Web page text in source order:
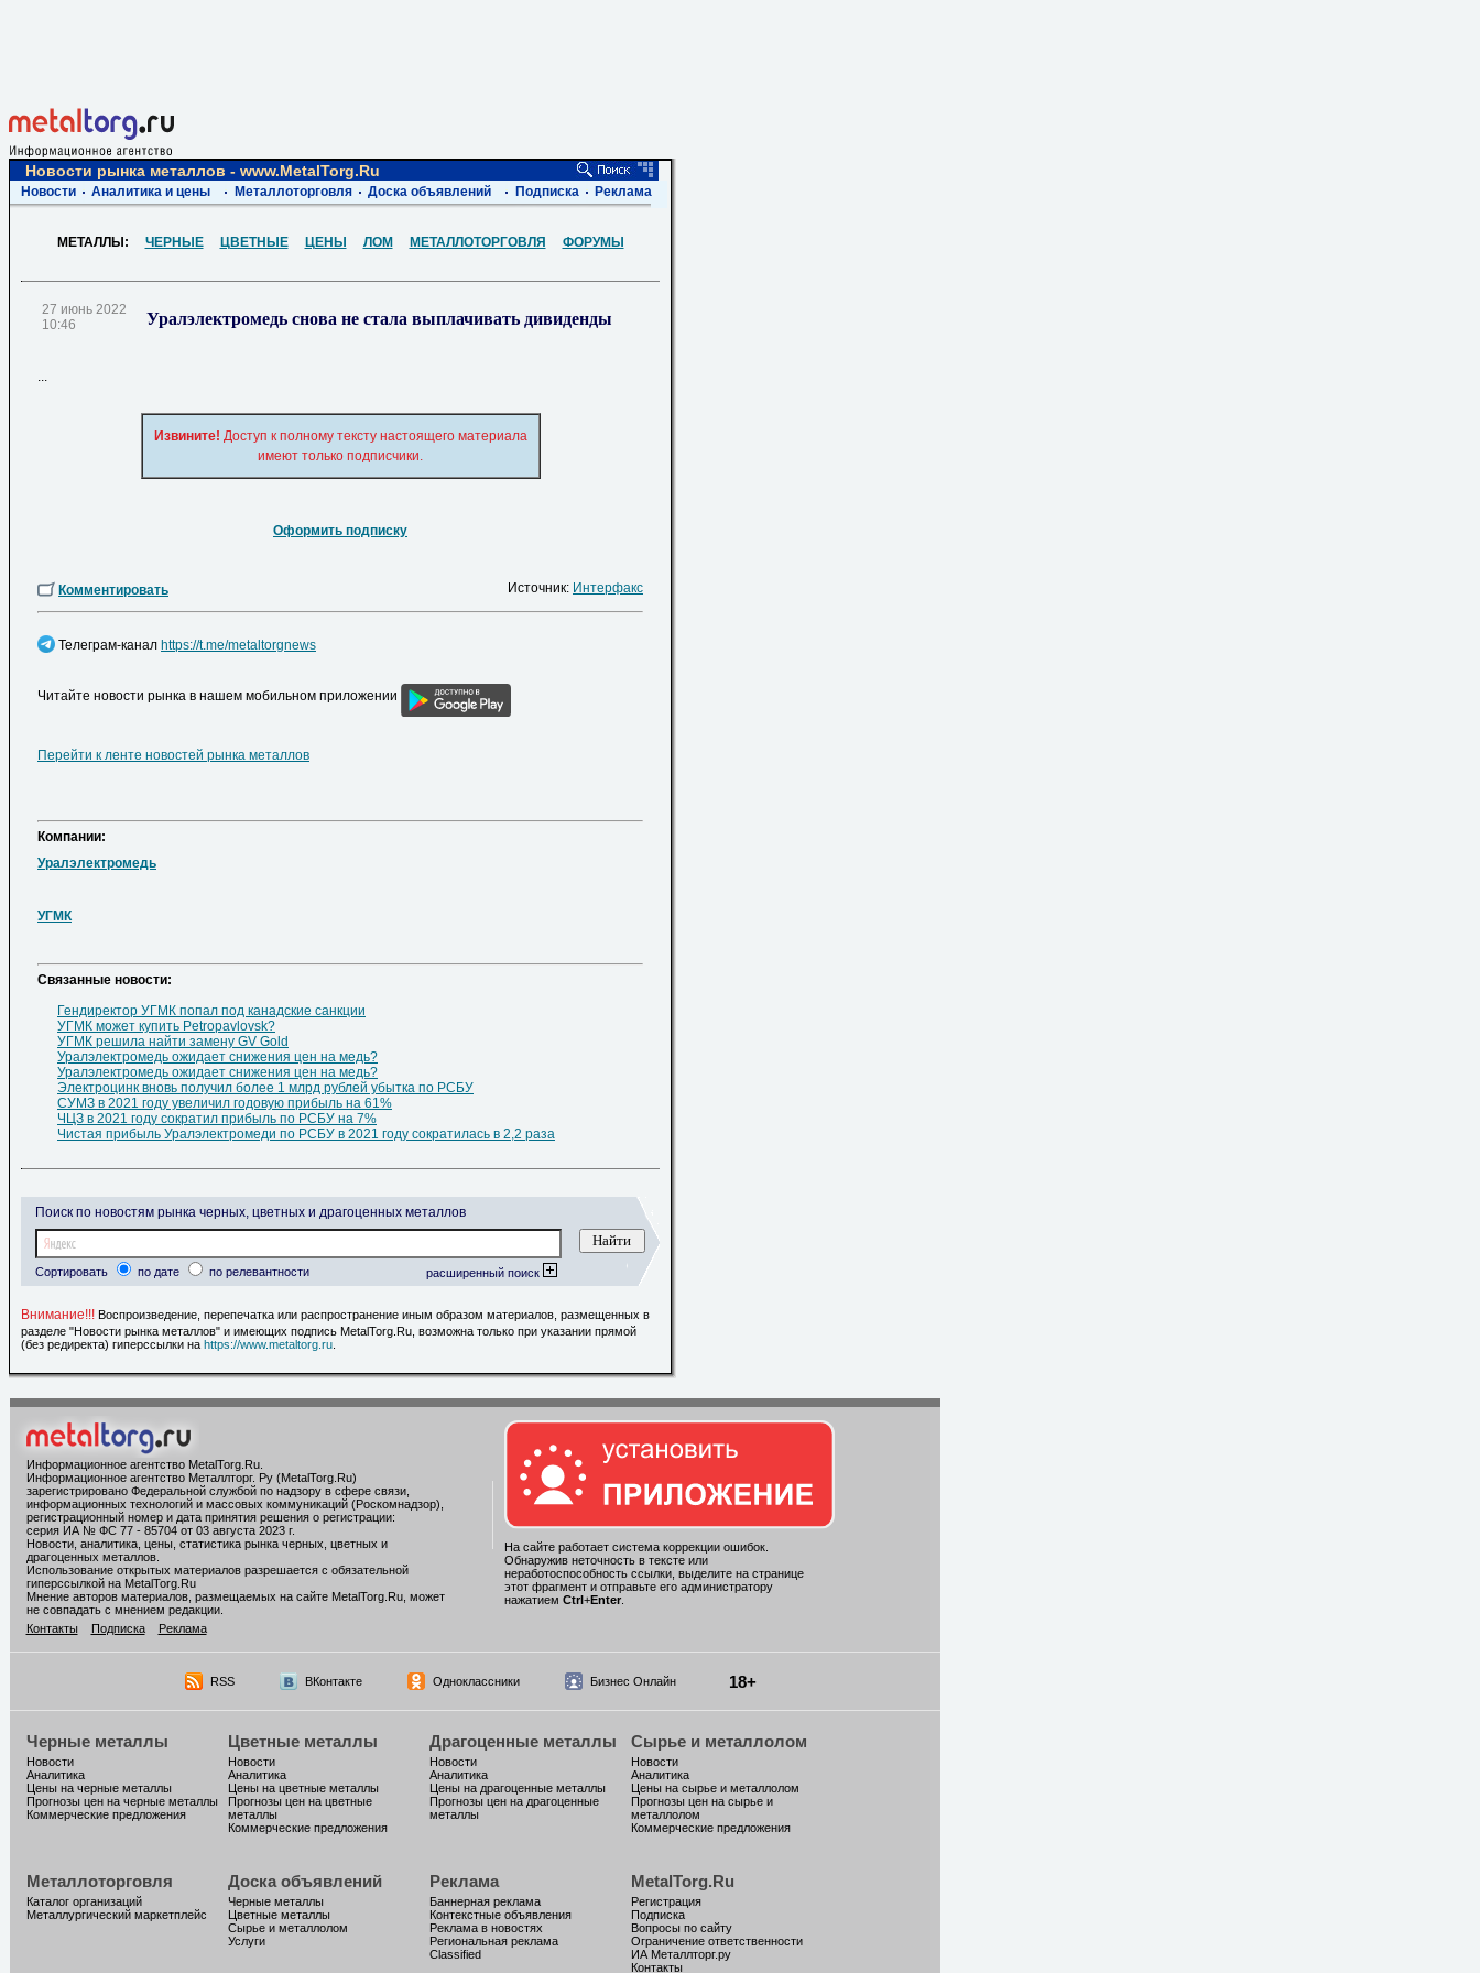
Новости рынка металлов - www.MetalTorg.Ru
Новости Аналитика и цены Металлоторговля Доска объявлений Подписка Реклама
МЕТАЛЛЫ: ЧЕРНЫЕ ЦВЕТНЫЕ ЦЕНЫ ЛОМ МЕТАЛЛОТОРГОВЛЯ ФОРУМЫ
27 июнь 2022
10:46
Уралэлектромедь снова не стала выплачивать дивиденды
...
Извините! Доступ к полному тексту настоящего материала
имеют только подписчики.
Оформить подписку
Комментировать Источник: Интерфакс
Телеграм-канал https://t.me/metaltorgnews
Читайте новости рынка в нашем мобильном приложении
Перейти к ленте новостей рынка металлов
Компании:
Уралэлектромедь
УГМК
Cвязанные новости:
Гендиректор УГМК попал под канадские санкции
УГМК может купить Petropavlovsk?
УГМК решила найти замену GV Gold
Уралэлектромедь ожидает снижения цен на медь?
Уралэлектромедь ожидает снижения цен на медь?
Электроцинк вновь получил более 1 млрд рублей убытка по РСБУ
СУМЗ в 2021 году увеличил годовую прибыль на 61%
ЧЦЗ в 2021 году сократил прибыль по РСБУ на 7%
Чистая прибыль Уралэлектромеди по РСБУ в 2021 году сократилась в 2,2 раза
Поиск по новостям рынка черных, цветных и драгоценных металлов
Сортировать по дате по релевантности расширенный поиск
Внимание!!! Воспроизведение, перепечатка или распространение иным образом материалов, размещенных в
разделе "Новости рынка металлов" и имеющих подпись MetalTorg.Ru, возможна только при указании прямой
(без редиректа) гиперссылки на https://www.metaltorg.ru
Информационное агентство MetalTorg.Ru.
Информационное агентство Металлторг. Ру (MetalTorg.Ru)
зарегистрировано Федеральной службой по надзору в сфере связи,
информационных технологий и массовых коммуникаций (Роскомнадзор),
регистрационный номер и дата принятия решения о регистрации:
серия ИА № ФС 77 - 85704 от 03 августа 2023 г.
Новости, аналитика, цены, статистика рынка черных, цветных и
драгоценных металлов.
Использование открытых материалов разрешается с обязательной
гиперссылкой на MetalTorg.Ru
Мнение авторов материалов, размещаемых на сайте MetalTorg.Ru, может
не совпадать с мнением редакции.
Контакты
Подписка Реклама
На сайте работает система коррекции ошибок.
Обнаружив неточность в тексте или
неработоспособность ссылки, выделите на странице
этот фрагмент и отправьте его администратору
нажатием Ctrl+Enter.
RSS ВКонтакте Одноклассники Бизнес Онлайн 18+
Черные металлы
Новости
Аналитика
Цены на черные металлы
Прогнозы цен на черные металлы
Коммерческие предложения
Цветные металлы
Новости
Аналитика
Цены на цветные металлы
Прогнозы цен на цветные
металлы
Коммерческие предложения
Драгоценные металлы
Новости
Аналитика
Цены на драгоценные металлы
Прогнозы цен на драгоценные
металлы
Сырье и металлолом
Новости
Аналитика
Цены на сырье и металлолом
Прогнозы цен на сырье и
металлолом
Коммерческие предложения
Металлоторговля
Каталог организаций
Металлургический маркетплейс
Доска объявлений
Черные металлы
Цветные металлы
Сырье и металлолом
Услуги
Реклама
Баннерная реклама
Контекстные объявления
Реклама в новостях
Региональная реклама
Classified
MetalTorg.Ru
Регистрация
Подписка
Вопросы по сайту
Ограничение ответственности
ИА Металлторг.ру
Контакты